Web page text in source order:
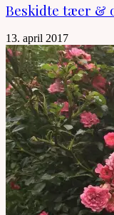
Beskidte tæer &
13. april 2017